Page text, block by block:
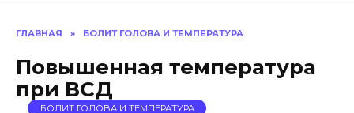
ГЛАВНАЯ » БОЛИТ ГОЛОВА И ТЕМПЕРАТУРА
Повышенная температура
при ВСД
БОЛИТ ГОЛОВА И ТЕМПЕРАТУРА